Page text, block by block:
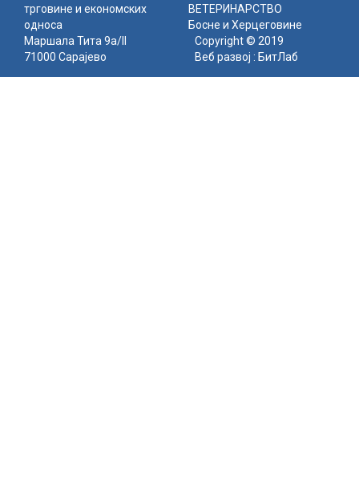
трговине и економских
односа
ВЕТЕРИНАРСТВО
Босне и Херцеговине
Маршала Тита 9а/II
71000 Сарајево
Copyright © 2019
Веб развој : БитЛаб